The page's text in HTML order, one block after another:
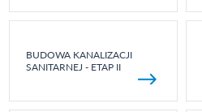
BUDOWA KANALIZACJI
SANITARNEJ - ETAP II